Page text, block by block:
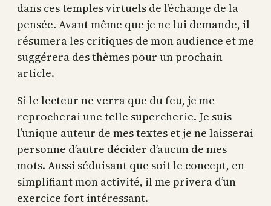
dans ces temples virtuels de l’échange de la
pensée. Avant même que je ne lui demande, il
résumera les critiques de mon audience et me
suggérera des thèmes pour un prochain
article.
Si le lecteur ne verra que du feu, je me
reprocherai une telle supercherie. Je suis
l’unique auteur de mes textes et je ne laisserai
personne d’autre décider d’aucun de mes
mots. Aussi séduisant que soit le concept, en
simplifiant mon activité, il me privera d’un
exercice fort intéressant.